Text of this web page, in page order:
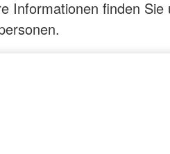
Informationen finden